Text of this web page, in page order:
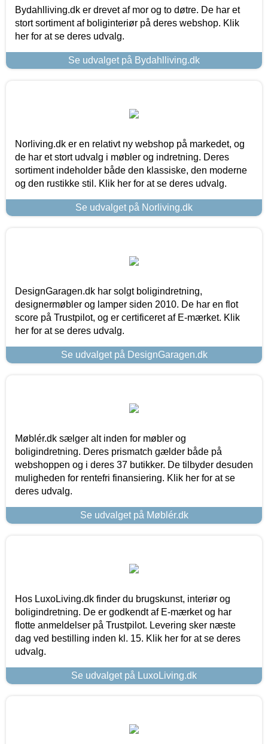
Bydahlliving.dk er drevet af mor og to døtre. De har et
stort sortiment af boliginteriør på deres webshop. Klik
her for at se deres udvalg.
Se udvalget på Bydahlliving.dk
Norliving.dk er en relativt ny webshop på markedet, og
de har et stort udvalg i møbler og indretning. Deres
sortiment indeholder både den klassiske, den moderne
og den rustikke stil. Klik her for at se deres udvalg.
Se udvalget på Norliving.dk
DesignGaragen.dk har solgt boligindretning,
designermøbler og lamper siden 2010. De har en flot
score på Trustpilot, og er certificeret af E-mærket. Klik
her for at se deres udvalg.
Se udvalget på DesignGaragen.dk
Møblér.dk sælger alt inden for møbler og
boligindretning. Deres prismatch gælder både på
webshoppen og i deres 37 butikker. De tilbyder desuden
muligheden for rentefri finansiering. Klik her for at se
deres udvalg.
Se udvalget på Møblér.dk
Hos LuxoLiving.dk finder du brugskunst, interiør og
boligindretning. De er godkendt af E-mærket og har
flotte anmeldelser på Trustpilot. Levering sker næste
dag ved bestilling inden kl. 15. Klik her for at se deres
udvalg.
Se udvalget på LuxoLiving.dk